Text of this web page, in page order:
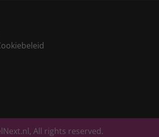
All rights reserved.